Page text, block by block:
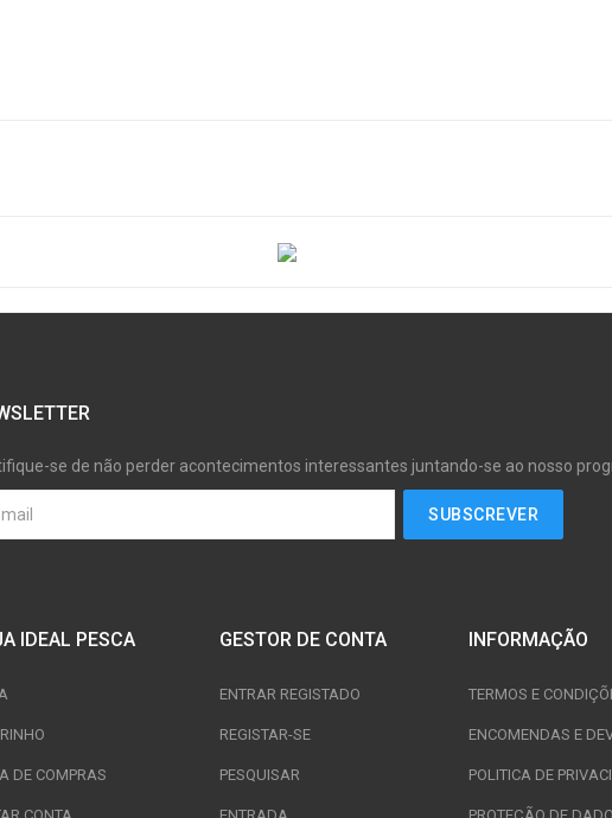
se de não perder acontecimentos interessantes juntando-se ao nosso
IDEAL PESCA
DE COMPRAS
GESTOR DE CONTA
ENTRAR REGISTADO
REGISTAR-SE
PESQUISAR
INFORMAÇÃO
TERMOS E
ENCOMENDAS E
POLITICA DE